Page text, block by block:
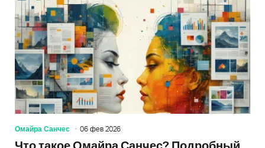
Омайра Санчес 06 фев 2026